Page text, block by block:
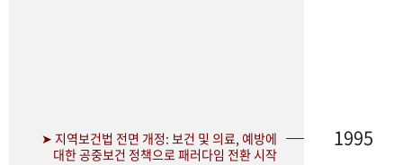
➤ 지역보건법 전면 개정: 보건 및 의료, 예방에
대한 공중보건 정책으로 패러다임 전환 시작
1995